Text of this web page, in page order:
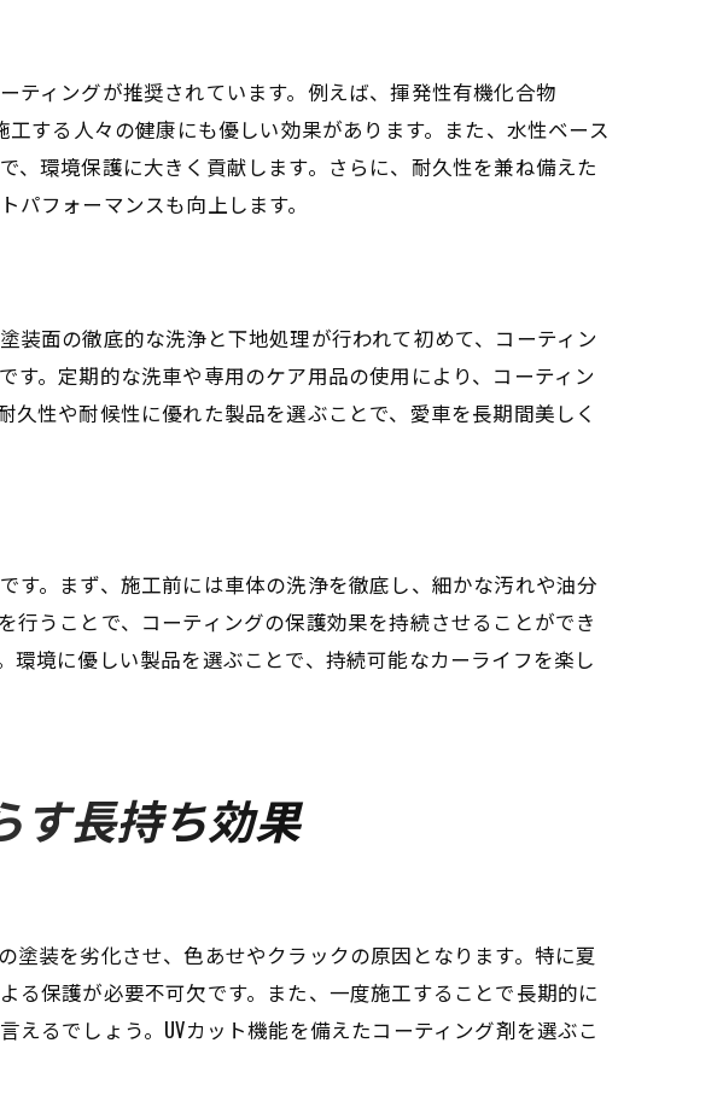
響
工技術のポイント
方法
ィングが推奨されています。例えば、揮発性有機化合物
する人々の健康にも優しい効果があります。また、水性ベース
環境保護に大きく貢献します。さらに、耐久性を兼ね備えた
フォーマンスも向上します。
面の徹底的な洗浄と下地処理が行われて初めて、コーティン
。定期的な洗車や専用のケア用品の使用により、コーティン
性や耐候性に優れた製品を選ぶことで、愛車を長期間美しく
。まず、施工前には車体の洗浄を徹底し、細かな汚れや油分
うことで、コーティングの保護効果を持続させることができ
境に優しい製品を選ぶことで、持続可能なカーライフを楽し
す長持ち効果
装を劣化させ、色あせやクラックの原因となります。特に夏
保護が必要不可欠です。また、一度施工することで長期的に
るでしょう。UVカット機能を備えたコーティング剤を選ぶこ